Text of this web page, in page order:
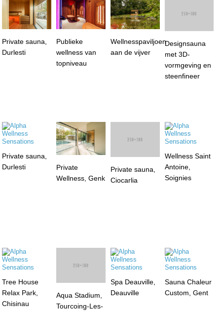
Private sauna,
Durlesti
Publieke
wellness van
topniveau
Wellnesspaviljoen
aan de vijver
Designsauna
met 3D-
vormgeving en
steenfineer
Private sauna,
Durlesti
Private
Wellness, Genk
Private sauna,
Ciocarlia
Wellness Saint
Antoine,
Soignies
Tree House
Relax Park,
Chisinau
Aqua Stadium,
Tourcoing-Les-
Spa Deauville,
Deauville
Sauna Chaleur
Custom, Gent